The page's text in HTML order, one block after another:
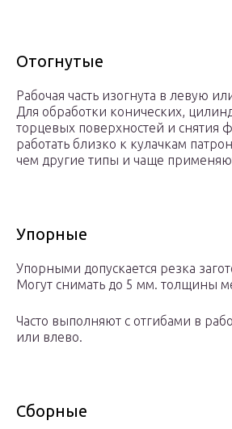
Отогнутые
Рабочая часть изогнута в левую
Для обработки конических,
торцевых поверхностей и снятия
работать близко к кулачкам
чем другие типы и чаще
Упорные
Упорными допускается резка
Могут снимать до 5 мм. толщины
Часто выполняют с отгибами в
или влево.
Сборные